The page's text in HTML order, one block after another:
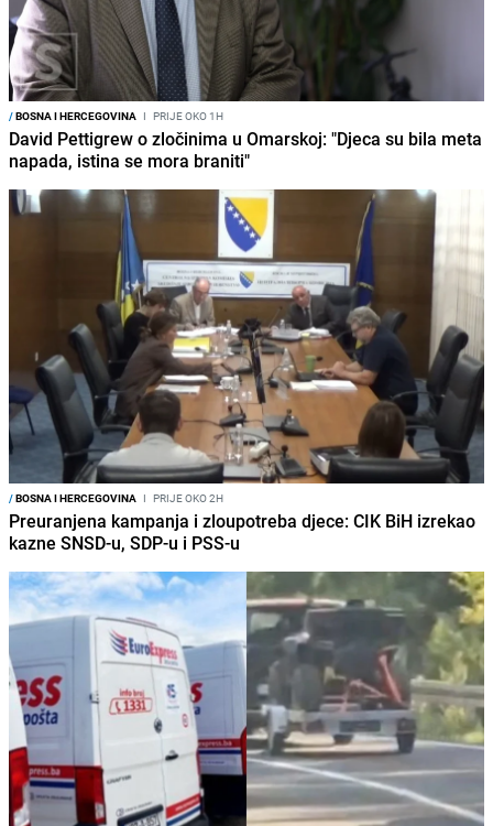
/BOSNA I HERCEGOVINA I PRIJE OKO 1H
David Pettigrew o zločinima u Omarskoj: "Djeca su bila meta
napada, istina se mora braniti"
/BOSNA I HERCEGOVINA I PRIJE OKO 2H
Preuranjena kampanja i zloupotreba djece: CIK BiH izrekao
kazne SNSD-u, SDP-u i PSS-u